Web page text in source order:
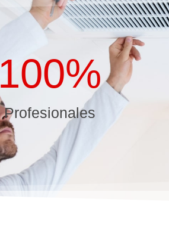
Profesionales
100%